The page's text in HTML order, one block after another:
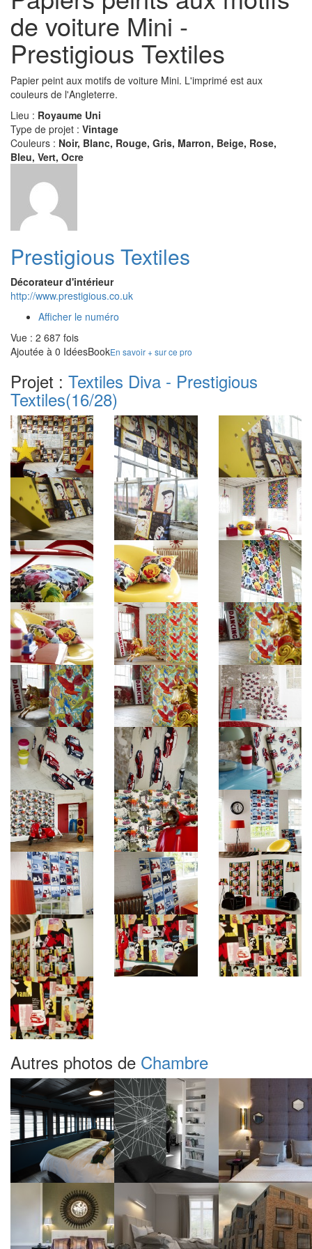
de voiture Mini -
Prestigious Textiles
Papier peint aux motifs de voiture Mini. L'imprimé est aux
couleurs de l'Angleterre.
Lieu : Royaume Uni
Type de projet : Vintage
Couleurs : Noir, Blanc, Rouge, Gris, Marron, Beige, Rose,
Bleu, Vert, Ocre
Prestigious Textiles
Décorateur d'intérieur
http://www.prestigious.co.uk
Afficher le numéro
Vue : 2 687 fois
Ajoutée à 0 IdéesBookEn savoir + sur ce pro
Projet : Textiles Diva - Prestigious
Textiles(16/28)
Autres photos de Chambre